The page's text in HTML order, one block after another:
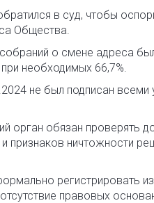
в суд, чтобы
Общества.
о смене адреса
необходимых 66,7%.
не был подписан всеми
орган обязан проверять
признаков ничтожности
регистрировать
правовых